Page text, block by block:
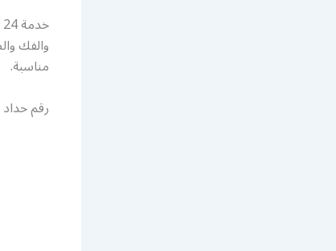
والفك
مناسبة.
رقم